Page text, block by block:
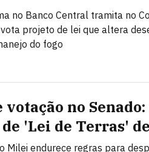
no Banco Central tramita no
projeto de lei que altera
do fogo
votação no
'Lei de Terras'
Milei endurece regras para